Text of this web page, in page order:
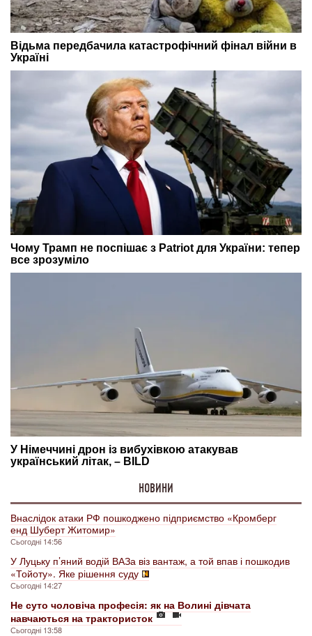
НОВИНИ
Внаслідок атаки РФ пошкоджено підприємство «Кромберг
енд Шуберт Житомир»
Сьогодні 14:56
У Луцьку п’яний водій ВАЗа віз вантаж, а той впав і пошкодив
«Тойоту». Яке рішення суду
Сьогодні 14:27
Не суто чоловіча професія: як на Волині дівчата
навчаються на трактористок
Сьогодні 13:58